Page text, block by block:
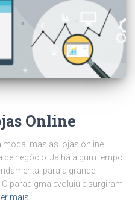
Online
mas as lojas online
de negócio. Já há algum tempo
para a grande
paradigma evoluiu e surgiram
Ler mais…